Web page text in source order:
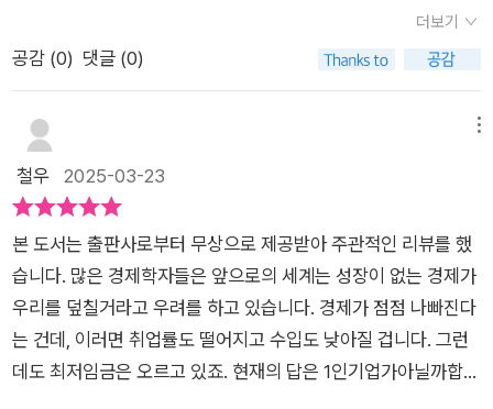
었고, 또 이 책을 만나기 전까지....저자 말에 공감하는 부분은 수
강생과 강사 서로가 질문을 하고 또 질문을 통해 서로를 이해한다
지만 해답의 힌트를 얻을 수는 있다고... 그래서 사람이 재산이라
고 하는 걸까...내 속성까지 버릴 필요는 없다고 저자는 말한다.새
로 거듭나기가 한때 대세였는데 이젠 오히려 자기 본연을 들여다
보자고 사람들은 말한다.목표를 조금 바꾸면 되지 않을까?내 관
점이 시시하면 세상도 시시해 보이고 내 관점이 넓어지면 세상 또
한 그리 보일 것이다.글 태기, 블태기... 글쎄 아직 태기라는 걸 못
느낀 독자이지만 언젠가 그런 날이 온다면 도움이 될 만한 책이
다.내가 가진 작은 신념에 대해 확신을 주고 나고 해보고자 하는
의지를 심어주는 책이다. 흔들림 없는 삶을 살아가고자 하는 모든
멋진 일임에 틀림이 없다.필자는 대기업 근무를 시작으로 직장 생
활을 경험했고, 경력 단절도 경험했다. 그러는 과정에서 자신의
정체성에 대한 고민을 하고, 의류 사업을 하게 된다. 의류 사업에
서도 성공을 하면서 관련 교육을 하기 시작하고, 그렇게 시작된
강의는 다른 분야의 책쓰기로 연결되면서 지금은 8권의 책을 쓴
작가로서의 길도 걷고 있다.다양성을 지나 개별성을 존중하는 시
로 잘하는 것도 다르고 능력도 다른 만큼 새로운 가능성을 창출할
수 있는 기회도 많아지고 있다. 특히 자신의 분야에서 성공한 사
람들은 자신만의 노하우를 책을 통해 공유하기를 망설이지 않는
다. 그렇게 긍정적인 영향력은 선순환을 하는 것이다.매스컴에나
나올만한 사람만 가지고 있다고 생각한 브랜딩을 이제는 모든 사
더보기
공감 (0) 댓글 (0)
철우 2025-03-23
본 도서는 출판사로부터 무상으로 제공받아 주관적인 리뷰를 했
습니다. ​많은 경제학자들은 앞으로의 세계는 성장이 없는 경제가
우리를 덮칠거라고 우려를 하고 있습니다. 경제가 점점 나빠진다
는 건데, 이러면 취업률도 떨어지고 수입도 낮아질 겁니다. 그런
데도 최저임금은 오르고 있죠. 현재의 답은 1인기업가아닐까합니